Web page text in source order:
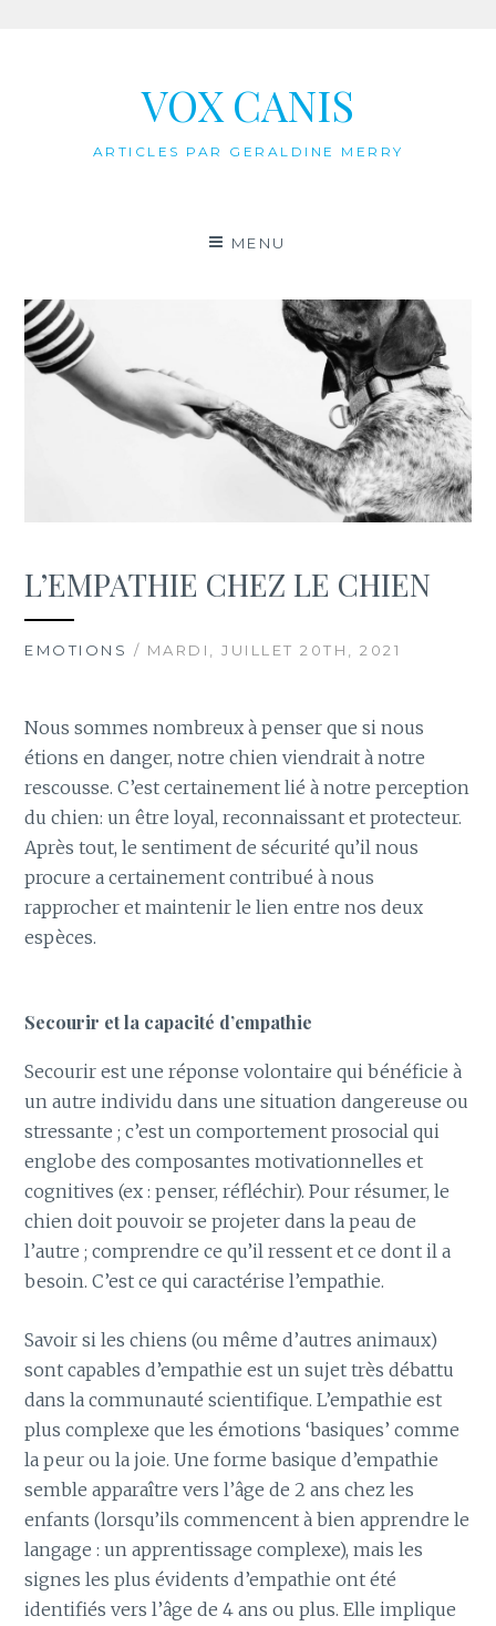
VOX CANIS
ARTICLES PAR GERALDINE MERRY
MENU
L’EMPATHIE CHEZ LE CHIEN
EMOTIONS / MARDI, JUILLET 20TH, 2021
Nous sommes nombreux à penser que si nous
étions en danger, notre chien viendrait à notre
rescousse. C’est certainement lié à notre perception
du chien: un être loyal, reconnaissant et protecteur.
Après tout, le sentiment de sécurité qu’il nous
procure a certainement contribué à nous
rapprocher et maintenir le lien entre nos deux
espèces.
Secourir et la capacité d’empathie
Secourir est une réponse volontaire qui bénéficie à
un autre individu dans une situation dangereuse ou
stressante ; c’est un comportement prosocial qui
englobe des composantes motivationnelles et
cognitives (ex : penser, réfléchir). Pour résumer, le
chien doit pouvoir se projeter dans la peau de
l’autre ; comprendre ce qu’il ressent et ce dont il a
besoin. C’est ce qui caractérise l’empathie.
Savoir si les chiens (ou même d’autres animaux)
sont capables d’empathie est un sujet très débattu
dans la communauté scientifique. L’empathie est
plus complexe que les émotions ‘basiques’ comme
la peur ou la joie. Une forme basique d’empathie
semble apparaître vers l’âge de 2 ans chez les
enfants (lorsqu’ils commencent à bien apprendre le
langage : un apprentissage complexe), mais les
signes les plus évidents d’empathie ont été
identifiés vers l’âge de 4 ans ou plus. Elle implique